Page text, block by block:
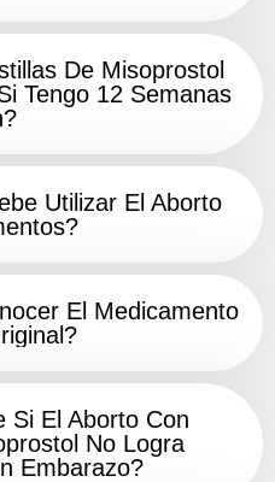
De Misoprostol
Tengo 12 Semanas
Utilizar El Aborto
El Medicamento
Si El Aborto Con
No Logra
Embarazo?